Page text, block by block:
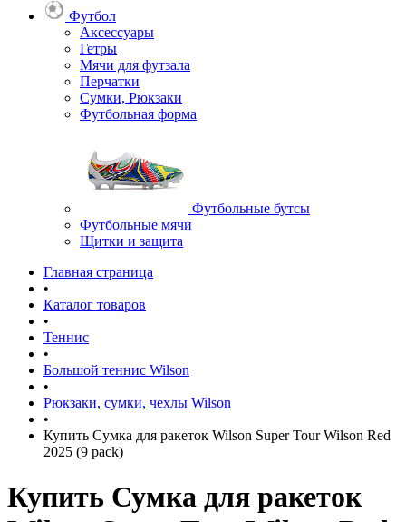
Футбол
Аксессуары
Гетры
Мячи для футзала
Перчатки
Сумки, Рюкзаки
Футбольная форма
Футбольные бутсы
Футбольные мячи
Щитки и защита
Главная страница
•
Каталог товаров
•
Теннис
•
Большой теннис Wilson
•
Рюкзаки, сумки, чехлы Wilson
•
Купить Сумка для ракеток Wilson Super Tour Wilson Red
2025 (9 pack)
Купить Сумка для ракеток